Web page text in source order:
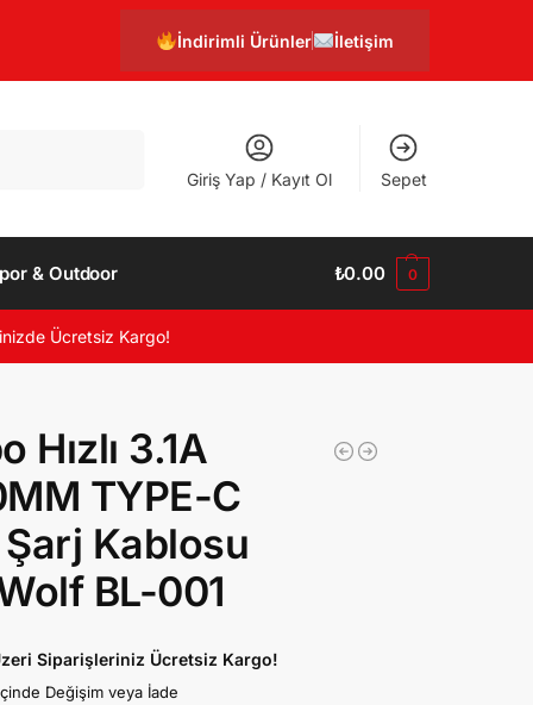
İndirimli Ürünler İletişim
Giriş Yap / Kayıt Ol Sepet
& Outdoor ₺0.00 0
Ücretsiz Kargo!
Hızlı 3.1A
TYPE-C
Şarj Kablosu
BL-001
Siparişleriniz Ücretsiz Kargo!
Değişim veya İade